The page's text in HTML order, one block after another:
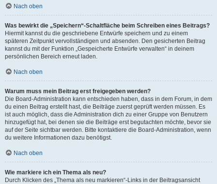
Nach oben
Was bewirkt die „Speichern“-Schaltfläche beim Schreiben eines Beitrags?
Hiermit kannst du die geschriebene Entwürfe speichern und zu einem
späteren Zeitpunkt vervollständigen und absenden. Den gesicherten Beitrag
kannst du mit der Funktion „Gespeicherte Entwürfe verwalten“ in deinem
persönlichen Bereich erneut laden.
Nach oben
Warum muss mein Beitrag erst freigegeben werden?
Die Board-Administration kann entschieden haben, dass in dem Forum, in dem
du einen Beitrag erstellt hast, die Beiträge zuerst geprüft werden müssen. Es
ist auch möglich, dass die Administration dich zu einer Gruppe von Benutzern
hinzugefügt hat, bei denen sie die Beiträge erst begutachten möchte, bevor sie
auf der Seite sichtbar werden. Bitte kontaktiere die Board-Administration, wenn
du weitere Informationen dazu benötigst.
Nach oben
Wie markiere ich ein Thema als neu?
Durch Klicken des „Thema als neu markieren“-Links in der Beitragsansicht